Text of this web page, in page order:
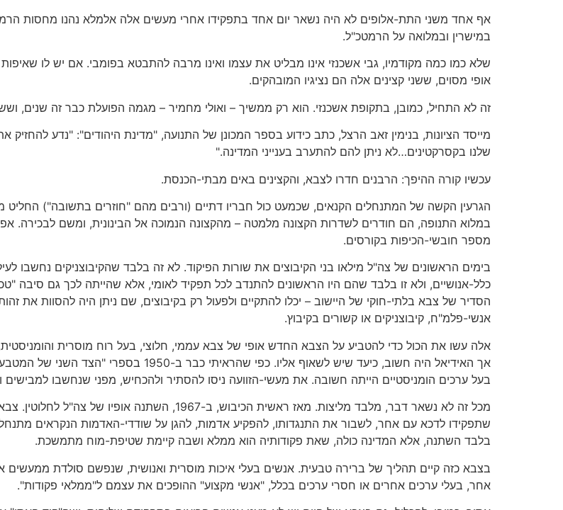
אף אחד משני התת-אלופים לא היה נשאר יום אחד בתפקידו אחרי מעשים אלה אלמלא נהנו מחסות
במישרין ובמלואה על הרמטכ"ל.
שלא כמו כמה מקודמיו, גבי אשכנזי אינו מבליט את עצמו ואינו מרבה להתבטא בפומבי. אם יש לו
אופי מסוים, ששני קצינים אלה הם נציגיו המובהקים.
זה לא התחיל, כמובן, בתקופת אשכנזי. הוא רק ממשיך – ואולי מחמיר – מגמה הפועלת כבר זה שנים,
מייסד הציונות, בנימין זאב הרצל, כתב כידוע בספר המכונן של התנועה, "מדינת היהודים": "נדע
שלנו בקסרקטינים…לא ניתן להם להתערב בענייני המדינה."
עכשיו קורה ההיפך: הרבנים חדרו לצבא, והקצינים באים מבתי-הכנסת.
הגרעין הקשה של המתנחלים הקנאים, שכמעט כול חבריו דתיים (ורבים מהם "חוזרים בתשובה")
במלוא התנופה, הם חודרים לשדרות הקצונה מלמטה – מהקצונה הנמוכה אל הבינונית, ומשם
מספר חובשי-הכיפות בקורסים.
בימים הראשונים של צה"ל מילאו בני הקיבוצים את שורות הפיקוד. לא זה בלבד שהקיבוצניקים
כלל-אנושיים, ולא זו בלבד שהם היו הראשונים להתנדב לכל תפקיד לאומי, אלא שהייתה לכך גם סיבה
הסדיר של צבא בלתי-חוקי של היישוב – יכלו להתקיים ולפעול רק בקיבוצים, שם ניתן היה להסוות את
אנשי-פלמ"ח, קיבוצניקים או קשורים בקיבוץ.
אלה עשו את הכול כדי להטביע על הצבא החדש אופי של צבא עממי, חלוצי, בעל רוח מוסרית
אך האידיאל היה חשוב, כיעד שיש לשאוף אליו.
בעל ערכים הומניסטיים הייתה חשובה. את מעשי-הזוועה ניסו להסתיר ולהכחיש, מפני שנחשבו
מכל זה לא נשאר דבר, מלבד מליצות. מאז ראשית הכיבוש,
שתפקידו לדכא עם אחר, לשבור את התנגדותו, להפקיע אדמות, להגן על שודדי-האדמות הנקראים
בלבד השתנה, אלא המדינה כולה, שאת פקודותיה הוא ממלא ושבה קיימת שטיפת-מוח מתמשכת.
בצבא כזה קיים תהליך של ברירה טבעית. אנשים בעלי איכות מוסרית ואנושית, שנפשם סולדת
אחר, בעלי ערכים אחרים או חסרי ערכים בכלל, "אנשי מקצוע" ההופכים את עצמם ל"ממלאי פקודות".